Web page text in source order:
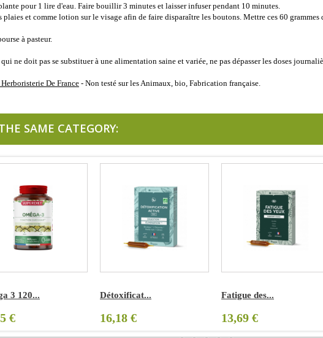
pour 1 lire d'eau. Faire bouillir 3 minutes et laisser infuser pendant 10 minutes.
plaies et comme lotion sur le visage afin de faire disparaître les boutons. Mettre ces 60
à pasteur.
ne doit pas se substituer à une alimentation saine et variée, ne pas dépasser les doses
De France - Non testé sur les Animaux, bio, Fabrication française.
SAME CATEGORY:
3 120...
€
Détoxificat...
16,18 €
Fatigue des...
13,69 €